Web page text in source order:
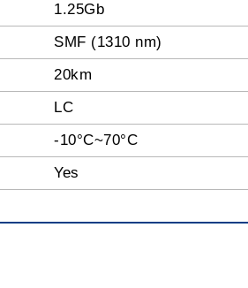
1.25Gb
SMF (1310 nm)
20km
LC
-10°C~70°C
Yes